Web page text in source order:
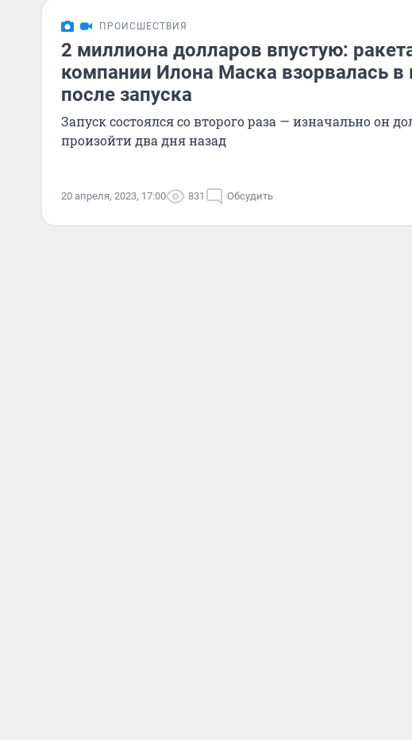
ПРОИСШЕСТВИЯ
2 миллиона долларов впустую:
компании Илона Маска взорвалась в
после запуска
Запуск состоялся со второго раза — изначально он
произойти два дня назад
20 апреля, 2023, 17:00 831 Обсудить